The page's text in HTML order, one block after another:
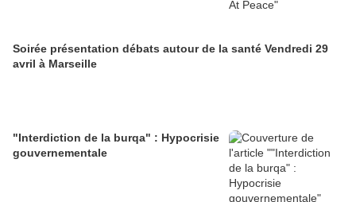
Soirée présentation débats autour de la santé Vendredi 29
avril à Marseille
"Interdiction de la burqa" : Hypocrisie
gouvernementale